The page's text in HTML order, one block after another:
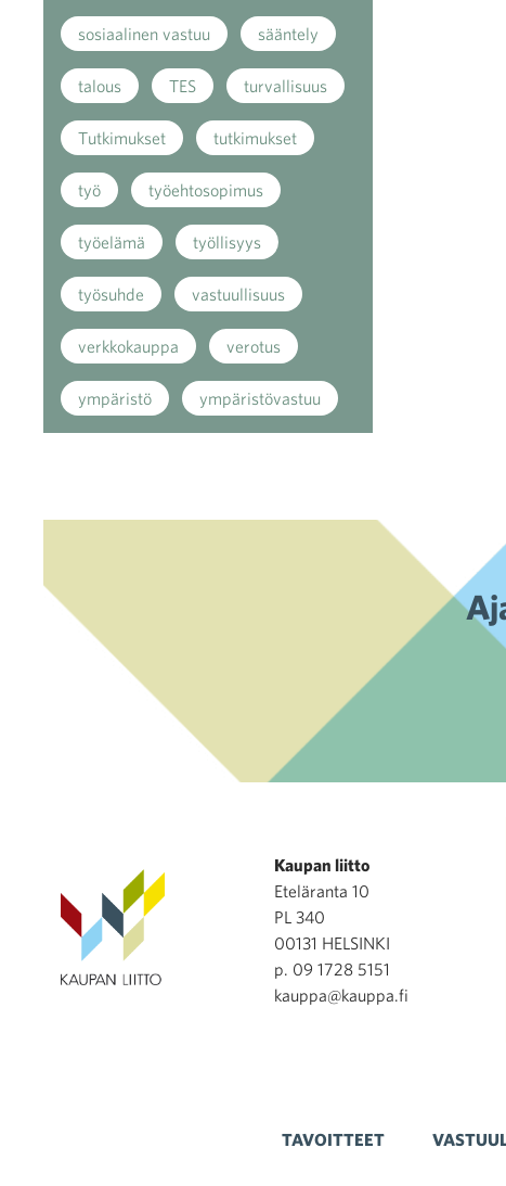
sosiaalinen vastuu sääntely
talous TES turvallisuus
Tutkimukset tutkimukset
työ työehtosopimus
työelämä työllisyys
työsuhde vastuullisuus
verkkokauppa verotus
ympäristö ympäristövastuu
Kaupan liitto
Eteläranta 10
PL 340
00131 HELSINKI
p. 09 1728 5151
kauppa@kauppa.fi
TAVOITTEET